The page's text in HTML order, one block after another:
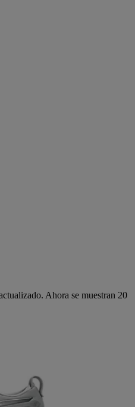
Ahora se muestran 20